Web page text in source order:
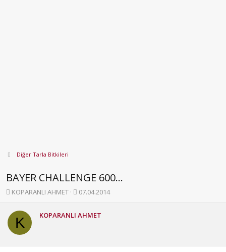
Diğer Tarla Bitkileri
BAYER CHALLENGE 600...
K
n
y
u
KOPARANLI AHMET
B
l
g
07.04.2014
K KOPARANLI AHMET